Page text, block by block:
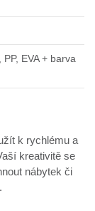
EVA + barva
k rychlému a
kreativitě se
nábytek či